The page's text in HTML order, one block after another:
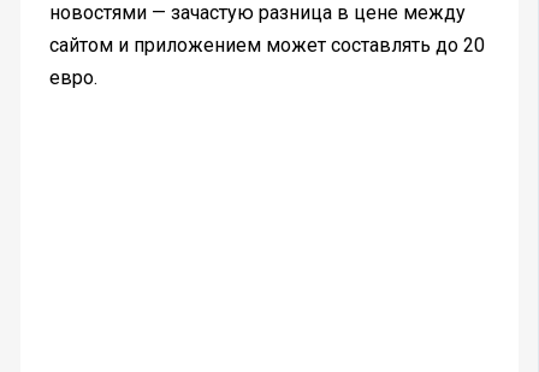
новостями — зачастую разница в цене между
сайтом и приложением может составлять до 20
евро.